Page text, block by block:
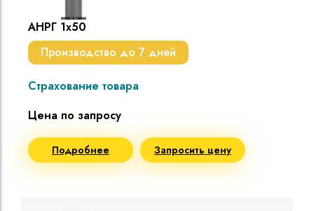
АНРГ 1х50
Производство до 7 дней
Страхование товара
Цена по запросу
Подробнее Запросить цену